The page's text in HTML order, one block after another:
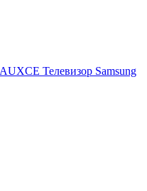
Телевизор Samsung